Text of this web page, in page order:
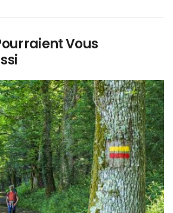
Vous